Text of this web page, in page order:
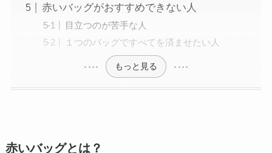
赤いバッグがおすすめできない人
目立つのが苦手な人
１つのバッグですべてを済ませたい人
もっと見る
赤いバッグとは？